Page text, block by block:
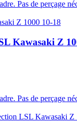
Pas de perçage
Kawasaki Z
Pas de perçage